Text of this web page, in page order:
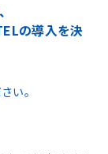
の導入を決
い。